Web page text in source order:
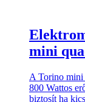
mini
A Torino mini
800 Wattos
biztosít ha